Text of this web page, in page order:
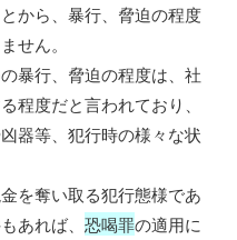
から、暴行、脅迫の程度
せん。
暴行、脅迫の程度は、社
程度だと言われており、
器等、犯行時の様々な状
を奪い取る犯行態様であ
あれば、恐喝罪の適用に